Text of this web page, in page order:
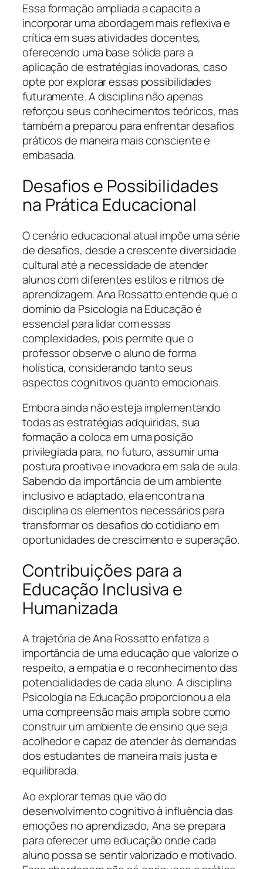
Essa formação ampliada a capacita a
incorporar uma abordagem mais reflexiva e
crítica em suas atividades docentes,
oferecendo uma base sólida para a
aplicação de estratégias inovadoras, caso
opte por explorar essas possibilidades
futuramente. A disciplina não apenas
reforçou seus conhecimentos teóricos, mas
também a preparou para enfrentar desafios
práticos de maneira mais consciente e
embasada.
Desafios e Possibilidades
na Prática Educacional
O cenário educacional atual impõe uma série
de desafios, desde a crescente diversidade
cultural até a necessidade de atender
alunos com diferentes estilos e ritmos de
aprendizagem. Ana Rossatto entende que o
domínio da Psicologia na Educação é
essencial para lidar com essas
complexidades, pois permite que o
professor observe o aluno de forma
holística, considerando tanto seus
aspectos cognitivos quanto emocionais.
Embora ainda não esteja implementando
todas as estratégias adquiridas, sua
formação a coloca em uma posição
privilegiada para, no futuro, assumir uma
postura proativa e inovadora em sala de aula.
Sabendo da importância de um ambiente
inclusivo e adaptado, ela encontra na
disciplina os elementos necessários para
transformar os desafios do cotidiano em
oportunidades de crescimento e superação.
Contribuições para a
Educação Inclusiva e
Humanizada
A trajetória de Ana Rossatto enfatiza a
importância de uma educação que valorize o
respeito, a empatia e o reconhecimento das
potencialidades de cada aluno. A disciplina
Psicologia na Educação proporcionou a ela
uma compreensão mais ampla sobre como
construir um ambiente de ensino que seja
acolhedor e capaz de atender às demandas
dos estudantes de maneira mais justa e
equilibrada.
Ao explorar temas que vão do
desenvolvimento cognitivo à influência das
emoções no aprendizado, Ana se prepara
para oferecer uma educação onde cada
aluno possa se sentir valorizado e motivado.